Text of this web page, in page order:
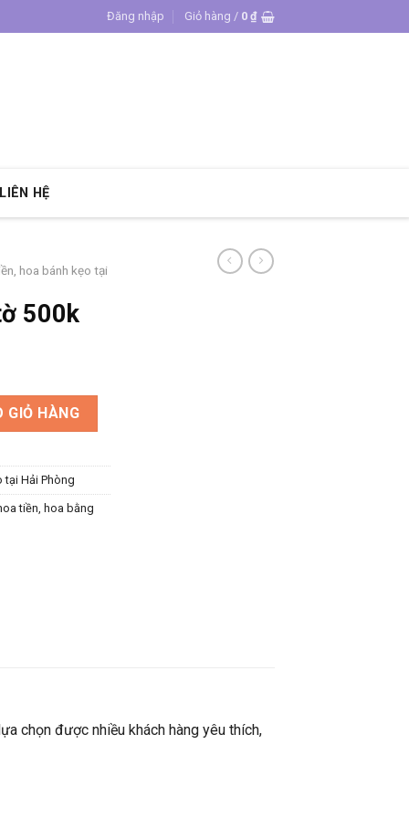
Đăng nhập Giỏ hàng / 0 ₫
LIÊN HỆ
hoa bánh kẹo tại
500k
GIỎ HÀNG
tại Hải Phòng
tiền hoa bằng
chọn được nhiều khách hàng yêu thích,